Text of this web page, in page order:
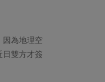
因為地理空
日雙方才簽